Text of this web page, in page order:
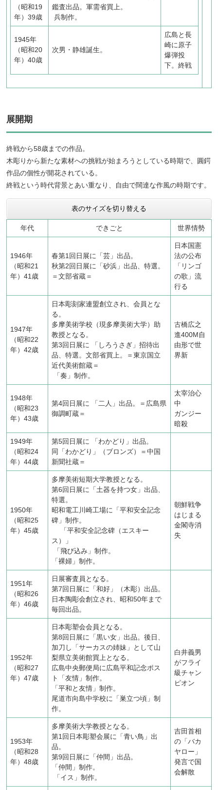
（昭和19
年）39歳
鑑査出品。軍需省買上。
兵制作。
1945年
（昭和20
年）40歳
次男・静雄誕生。
広島と長
崎に原子
爆弾投
下。終戦
展開期
終戦から58歳までの作品。
木彫りから新たな素材への挑戦が始まろうとしている時期で、圓鍔
作品の個性が開花されている。
終戦という時代背景とあい重なり、自由で闊達な作風の時期です。
表のサイズを切り替える
年代 できごと 世界情勢
1946年
（昭和21
年）41歳
春第1回日展に「芸」出品。
秋第2回日展に「砂浜」出品、特選。
＝文部省蔵＝
日本国憲
法の公布
「リンゴ
の歌」流
行る
1947年
（昭和22
年）42歳
日本彫刻家連盟創立され、会員とな
る。
多摩美術学校（現多摩美術大学）助
教授となる。
第3回日展に 「しろうさぎ」招待出
品、特選。文部省買上。＝東京国立
近代美術館蔵＝
「奏」制作。
古橋広之
進400M自
由形で世
界新
1948年
（昭和23
年）43歳
第4回日展に 「二人」出品。＝広島県
御調町蔵＝
太宰治心
中
ガンジー
暗殺
1949年
（昭和24
年）44歳
第5回日展に 「わかどり」出品。
同「わかどり」（ブロンズ）＝中国
新聞社蔵＝
1950年
（昭和25
年）45歳
多摩美術短期大学教授となる。
第6回日展に「土器を持つ女」出品、
特選。
昭和電工川崎工場に「平和安全記念
碑」制作。
「平和安全記念碑（エスキー
ス）」
「飛び込み」制作。
「裸婦」制作。
朝鮮戦争
はじまる
金閣寺消
失
1951年
（昭和26
年）46歳
日展審査員となる。
第7回日展に「和好」（木彫）出品。
日本陶彫会創立され、昭和50年まで
毎回出品。
1952年
（昭和27
年）47歳
日本彫塑会会員となる。
第8回日展に「黒い女」出品。後日、
加刀し「サーカスの姉妹」として山
梨県立美術館買上となる。
広島中央郵便局に広島平和記念ポス
ト「友情」制作。
「平和と友情」制作。
尾道市向島中学校に「巣立つ頃」制
作。
白井義男
がフライ
級チャン
ピオン
1953年
（昭和28
年）48歳
多摩美術大学教授となる。
第1回日本彫塑会展に「青い鳥」出
品。
第9回日展に「仲間」出品。
「仲間」制作。
「イス」制作。
吉田首相
の「バカ
ヤロー」
発言で国
会解散